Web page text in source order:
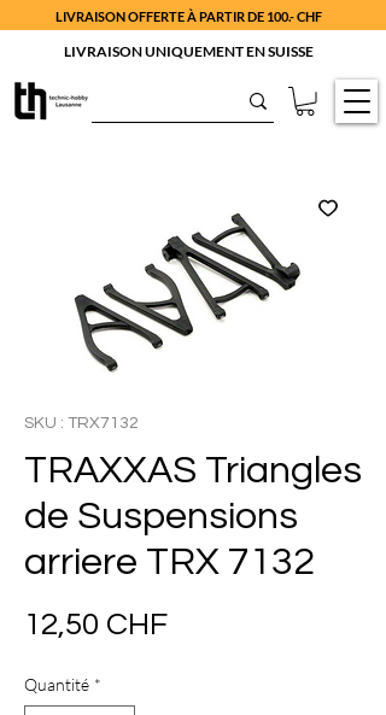
LIVRAISON OFFERTE À PARTIR DE 100.- CHF
LIVRAISON UNIQUEMENT EN SUISSE
SKU : TRX7132
TRAXXAS Triangles
de Suspensions
arriere TRX 7132
12,50 CHFPrix
Quantité *